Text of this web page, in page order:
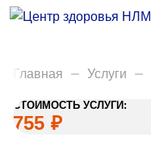
Анализы
Акции
Пациентам
Вакансии
Главная Услуги
СТОИМОСТЬ УСЛУГИ:
755 ₽